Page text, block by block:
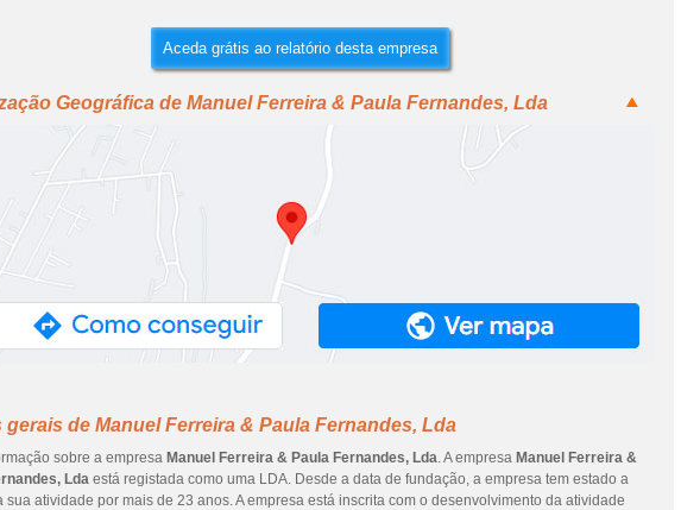
Aceda grátis ao relatório desta empresa
Geográfica de Manuel Ferreira & Paula Fernandes, Lda
gerais de Manuel Ferreira & Paula Fernandes, Lda
sobre a empresa Manuel Ferreira & Paula Fernandes, Lda. A empresa Manuel Ferreira &
Lda está registada como uma LDA. Desde a data de fundação, a empresa tem estado a
sua atividade por mais de 23 anos. A empresa está inscrita com o desenvolvimento da atividade